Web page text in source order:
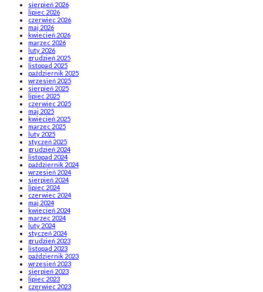
sierpień 2026
lipiec 2026
czerwiec 2026
maj 2026
kwiecień 2026
marzec 2026
luty 2026
grudzień 2025
listopad 2025
październik 2025
wrzesień 2025
sierpień 2025
lipiec 2025
czerwiec 2025
maj 2025
kwiecień 2025
marzec 2025
luty 2025
styczeń 2025
grudzień 2024
listopad 2024
październik 2024
wrzesień 2024
sierpień 2024
lipiec 2024
czerwiec 2024
maj 2024
kwiecień 2024
marzec 2024
luty 2024
styczeń 2024
grudzień 2023
listopad 2023
październik 2023
wrzesień 2023
sierpień 2023
lipiec 2023
czerwiec 2023